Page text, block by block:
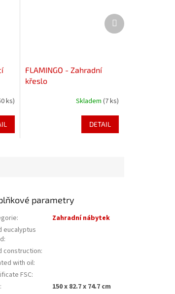
ks)
FLAMINGO - Zahradní
křeslo
Skladem (7 ks)
DETAIL
Další
produkt
parametry
:
Zahradní nábytek
eucalyptus
:
construction:
with oil:
FSC:
:
150 x 82.7 x 74.7 cm